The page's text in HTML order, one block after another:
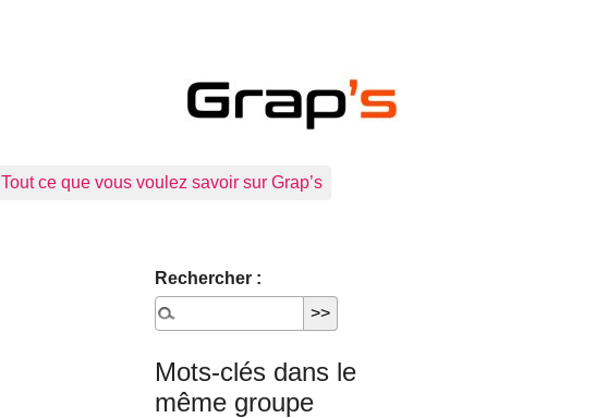
Tout ce que vous voulez savoir sur Grap’s
Rechercher :
Mots-clés dans le
même groupe